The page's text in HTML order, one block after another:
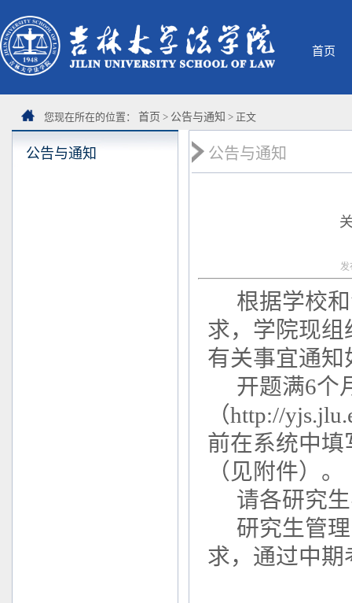
首页
您现在所在的位置： 首页 > 公告与通知 > 正文
公告与通知 公告与通知
根据学校
求，学院现组
有关事宜通知
开题满6个
（http://
前在系统中
（见附件）。
请各研究
研究生管
求，通过中期